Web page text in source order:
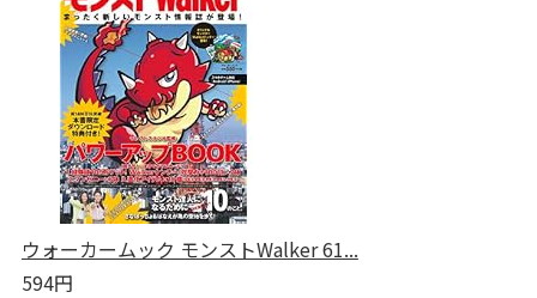
ウォーカームック モンストWalker 61...
594円